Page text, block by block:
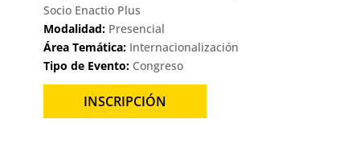
Socio Enactio Plus
Modalidad: Presencial
Área Temática: Internacionalización
Tipo de Evento: Congreso
INSCRIPCIÓN